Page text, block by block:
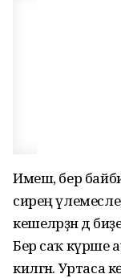
Имеш, бер
сирең үлемесле,
кешеләрҙән дә
Бер саҡ күрше
килгән. Уртаса